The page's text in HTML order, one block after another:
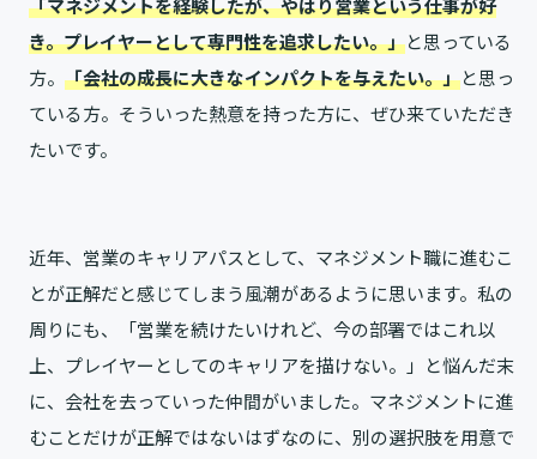
「マネジメントを経験したが、やはり営業という仕事が好
き。プレイヤーとして専門性を追求したい。」と思っている
方。 「会社の成長に大きなインパクトを与えたい。」と思っ
ている方。そういった熱意を持った方に、ぜひ来ていただき
たいです。
近年、営業のキャリアパスとして、マネジメント職に進むこ
とが正解だと感じてしまう風潮があるように思います。私の
周りにも、「営業を続けたいけれど、今の部署ではこれ以
上、プレイヤーとしてのキャリアを描けない。」と悩んだ末
に、会社を去っていった仲間がいました。マネジメントに進
むことだけが正解ではないはずなのに、別の選択肢を用意で